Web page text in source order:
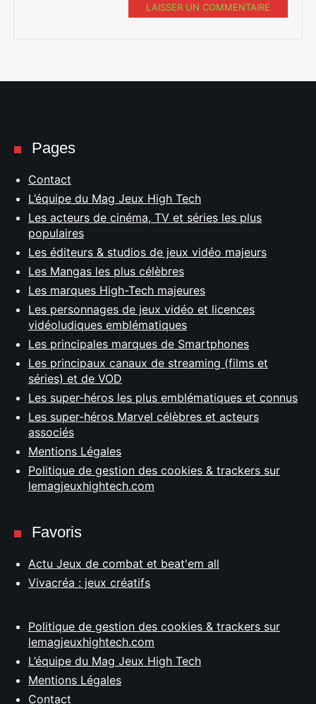
LAISSER UN COMMENTAIRE
Pages
Contact
L’équipe du Mag Jeux High Tech
Les acteurs de cinéma, TV et séries les plus
populaires
Les éditeurs & studios de jeux vidéo majeurs
Les Mangas les plus célèbres
Les marques High-Tech majeures
Les personnages de jeux vidéo et licences
vidéoludiques emblématiques
Les principales marques de Smartphones
Les principaux canaux de streaming (films et
séries) et de VOD
Les super-héros les plus emblématiques et connus
Les super-héros Marvel célèbres et acteurs
associés
Mentions Légales
Politique de gestion des cookies & trackers sur
lemagjeuxhightech.com
Favoris
Actu Jeux de combat et beat'em all
Vivacréa : jeux créatifs
Politique de gestion des cookies & trackers sur
lemagjeuxhightech.com
L’équipe du Mag Jeux High Tech
Mentions Légales
Contact